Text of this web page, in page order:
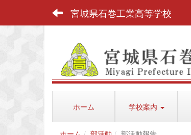
宮城県石巻工業高等学校
ホーム 学校案内